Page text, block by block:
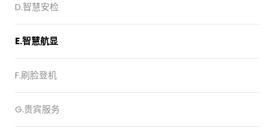
D.智慧安检
E.智慧航显
F.刷脸登机
G.贵宾服务